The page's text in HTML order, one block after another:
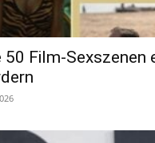
50 Film-Sexszenen